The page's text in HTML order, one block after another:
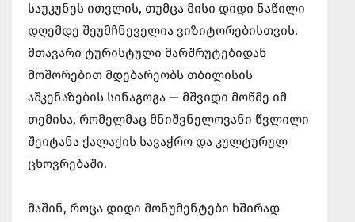
საუკუნეს ითვლის, თუმცა მისი დიდი ნაწილი
დღემდე შეუმჩნეველია ვიზიტორებისთვის.
მთავარი ტურისტული მარშრუტებიდან
მოშორებით მდებარეობს თბილისის
აშკენაზების სინაგოგა — მშვიდი მოწმე იმ
თემისა, რომელმაც მნიშვნელოვანი წვლილი
შეიტანა ქალაქის სავაჭრო და კულტურულ
ცხოვრებაში.
მაშინ, როცა დიდი მონუმენტები ხშირად